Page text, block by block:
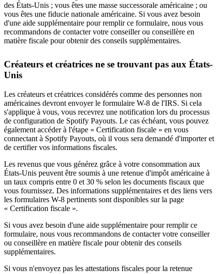
des États-Unis ; vous êtes une masse successorale américaine ; ou
vous êtes une fiducie nationale américaine. Si vous avez besoin
d'une aide supplémentaire pour remplir ce formulaire, nous vous
recommandons de contacter votre conseiller ou conseillère en
matière fiscale pour obtenir des conseils supplémentaires.
Créateurs et créatrices ne se trouvant pas aux États-
Unis
Les créateurs et créatrices considérés comme des personnes non
américaines devront envoyer le formulaire W-8 de l'IRS. Si cela
s'applique à vous, vous recevrez une notification lors du processus
de configuration de Spotify Payouts. Le cas échéant, vous pouvez
également accéder à l'étape « Certification fiscale » en vous
connectant à Spotify Payouts, où il vous sera demandé d'importer et
de certifier vos informations fiscales.
Les revenus que vous générez grâce à votre consommation aux
États-Unis peuvent être soumis à une retenue d'impôt américaine à
un taux compris entre 0 et 30 % selon les documents fiscaux que
vous fournissez. Des informations supplémentaires et des liens vers
les formulaires W-8 pertinents sont disponibles sur la page
« Certification fiscale ».
Si vous avez besoin d'une aide supplémentaire pour remplir ce
formulaire, nous vous recommandons de contacter votre conseiller
ou conseillère en matière fiscale pour obtenir des conseils
supplémentaires.
Si vous n'envoyez pas les attestations fiscales pour la retenue